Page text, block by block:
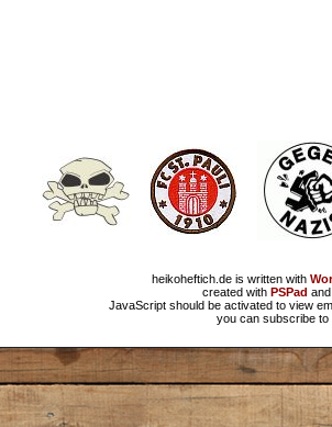
heikoheftich.de is written with
created with PSPad
JavaScript should be activated to view
you can subscribe